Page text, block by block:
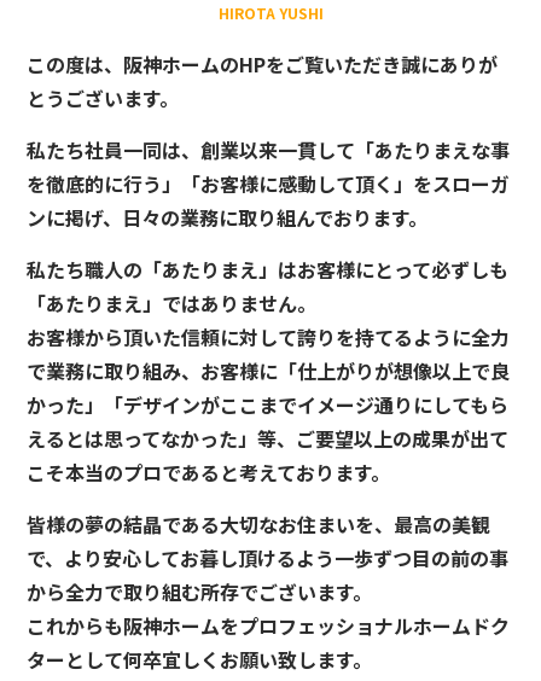
HIROTA YUSHI
この度は、阪神ホームのHPをご覧いただき誠にありが
とうございます。
私たち社員一同は、創業以来一貫して「あたりまえな事
を徹底的に行う」「お客様に感動して頂く」をスローガ
ンに掲げ、日々の業務に取り組んでおります。
私たち職人の「あたりまえ」はお客様にとって必ずしも
「あたりまえ」ではありません。
お客様から頂いた信頼に対して誇りを持てるように全力
で業務に取り組み、お客様に「仕上がりが想像以上で良
かった」「デザインがここまでイメージ通りにしてもら
えるとは思ってなかった」等、ご要望以上の成果が出て
こそ本当のプロであると考えております。
皆様の夢の結晶である大切なお住まいを、最高の美観
で、より安心してお暮し頂けるよう一歩ずつ目の前の事
から全力で取り組む所存でございます。
これからも阪神ホームをプロフェッショナルホームドク
ターとして何卒宜しくお願い致します。